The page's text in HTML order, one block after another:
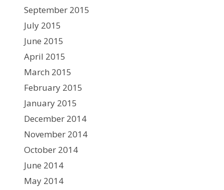
September 2015
July 2015
June 2015
April 2015
March 2015
February 2015
January 2015
December 2014
November 2014
October 2014
June 2014
May 2014